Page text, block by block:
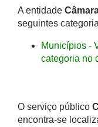
A entidade
seguintes
Municípios -
categoria no
O serviço público
encontra-se